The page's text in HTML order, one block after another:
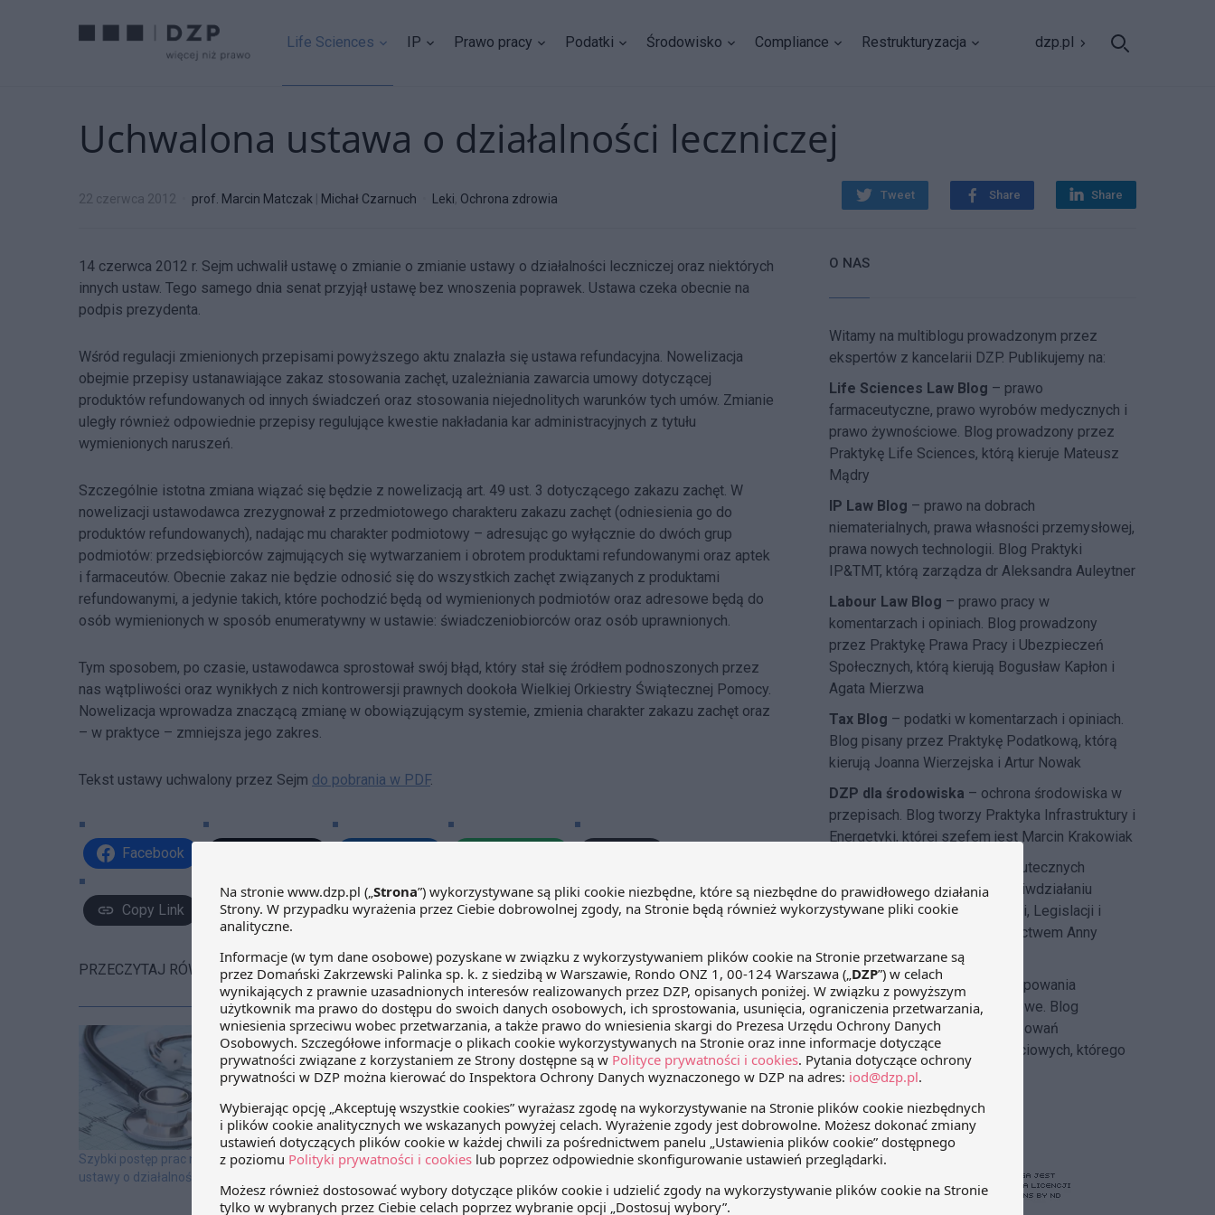
Life Sciences IP Prawo pracy Podatki Środowisko Compliance Restrukturyzacja dzp.pl
Uchwalona ustawa o działalności leczniczej
Tweet Share Share
22 czerwca 2012 prof. Marcin Matczak Michał Czarnuch Leki, Ochrona zdrowia
14 czerwca 2012 r. Sejm uchwalił ustawę o zmianie o zmianie ustawy o działalności leczniczej oraz niektórych
innych ustaw. Tego samego dnia senat przyjął ustawę bez wnoszenia poprawek. Ustawa czeka obecnie na
podpis prezydenta.
Wśród regulacji zmienionych przepisami powyższego aktu znalazła się ustawa refundacyjna. Nowelizacja
obejmie przepisy ustanawiające zakaz stosowania zachęt, uzależniania zawarcia umowy dotyczącej
produktów refundowanych od innych świadczeń oraz stosowania niejednolitych warunków tych umów. Zmianie
uległy również odpowiednie przepisy regulujące kwestie nakładania kar administracyjnych z tytułu
wymienionych naruszeń.
Szczególnie istotna zmiana wiązać się będzie z nowelizacją art. 49 ust. 3 dotyczącego zakazu zachęt. W
nowelizacji ustawodawca zrezygnował z przedmiotowego charakteru zakazu zachęt (odniesienia go do
produktów refundowanych), nadając mu charakter podmiotowy – adresując go wyłącznie do dwóch grup
podmiotów: przedsiębiorców zajmujących się wytwarzaniem i obrotem produktami refundowanymi oraz aptek
i farmaceutów. Obecnie zakaz nie będzie odnosić się do wszystkich zachęt związanych z produktami
refundowanymi, a jedynie takich, które pochodzić będą od wymienionych podmiotów oraz adresowe będą do
osób wymienionych w sposób enumeratywny w ustawie: świadczeniobiorców oraz osób uprawnionych.
Tym sposobem, po czasie, ustawodawca sprostował swój błąd, który stał się źródłem podnoszonych przez
nas wątpliwości oraz wynikłych z nich kontrowersji prawnych dookoła Wielkiej Orkiestry Świątecznej Pomocy.
Nowelizacja wprowadza znaczącą zmianę w obowiązującym systemie, zmienia charakter zakazu zachęt oraz
– w praktyce – zmniejsza jego zakres.
Tekst ustawy uchwalony przez Sejm do pobrania w PDF.
Facebook
Copy Link
PRZECZYTAJ RÓWNIEŻ:
Szybki postęp prac nad nowelizacją
ustawy o działalności leczniczej
Seminarium „Najważniejsze regulacje
prawne jedn. ochrony zdrowia, a
ustawa o działalności leczniczej”
19 lipca odbędzie się seminarium pt.
"Najważniejsze regulacje prawne
jednostek ochrony zdrowia, a ustawa
o działalności leczniczej". Kancelaria
DZP jest partnerem merytorycznym
czasie spotkania poprowadzą
Większa ochrona pracowników w
O NAS
Witamy na multiblogu prowadzonym przez
ekspertów z kancelarii DZP. Publikujemy na:
Life Sciences Law Blog – prawo
farmaceutyczne, prawo wyrobów medycznych i
prawo żywnościowe. Blog prowadzony przez
Praktykę Life Sciences, którą kieruje Mateusz
Mądry
IP Law Blog – prawo na dobrach
niematerialnych, prawa własności przemysłowej,
prawa nowych technologii. Blog Praktyki
IP&TMT, którą zarządza dr Aleksandra Auleytner
Labour Law Blog – prawo pracy w
komentarzach i opiniach. Blog prowadzony
przez Praktykę Prawa Pracy i Ubezpieczeń
Społecznych, którą kierują Bogusław Kapłon i
Agata Mierzwa
Tax Blog – podatki w komentarzach i opiniach.
Blog pisany przez Praktykę Podatkową, którą
kierują Joanna Wierzejska i Artur Nowak
DZP dla środowiska – ochrona środowiska w
przepisach. Blog tworzy Praktyka Infrastruktury i
Energetyki, której szefem jest Marcin Krakowiak
– o skutecznych
systemach compliance i przeciwdziałaniu
korupcji piszeZespół Regulacji, Legislacji i
pod kierownictwem Anny
Hlebickiej-Józefowicz
Insolvency Law Blog
postępowania
restrukturyzacyjne i upadłościowe. Blog
tworzony przez zespół postępowań
restrukturyzacyjnych i upadłościowych, którego
szefem jest Michał Cecerko.